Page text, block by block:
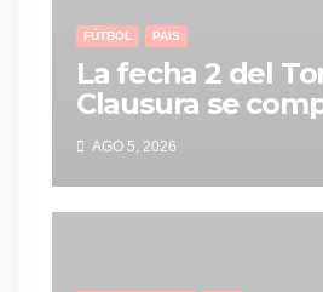
FÚTBOL PAIS
La fecha 2 del
Clausura se
entre miércoles y
con tres partidos
AGO 5, 2026